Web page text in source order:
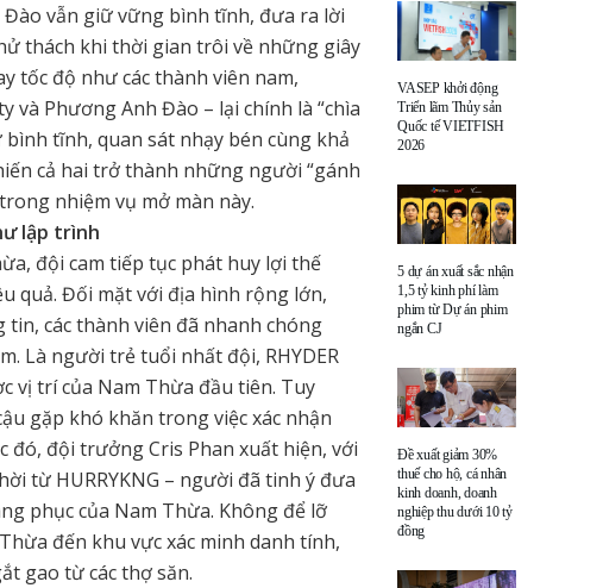
vẫn giữ vững bình tĩnh, đưa ra lời
thách khi thời gian trôi về những giây
tốc độ như các thành viên nam,
và Phương Anh Đào – lại chính là “chìa
tĩnh, quan sát nhạy bén cùng khả
cả hai trở thành những người “gánh
nhiệm vụ mở màn này.
lập trình
đội cam tiếp tục phát huy lợi thế
quả. Đối mặt với địa hình rộng lớn,
các thành viên đã nhanh chóng
Là người trẻ tuổi nhất đội, RHYDER
vị trí của Nam Thừa đầu tiên. Tuy
gặp khó khăn trong việc xác nhận
đội trưởng Cris Phan xuất hiện, với
từ HURRYKNG – người đã tinh ý đưa
phục của Nam Thừa. Không để lỡ
đến khu vực xác minh danh tính,
gao từ các thợ săn.
VASEP khởi động
Triển lãm Thủy sản
Quốc tế VIETFISH
2026
5 dự án xuất sắc nhận
1,5 tỷ kinh phí làm
phim từ Dự án phim
ngắn CJ
Đề xuất giảm 30%
thuế cho hộ, cá nhân
kinh doanh, doanh
nghiệp thu dưới 10 tỷ
đồng